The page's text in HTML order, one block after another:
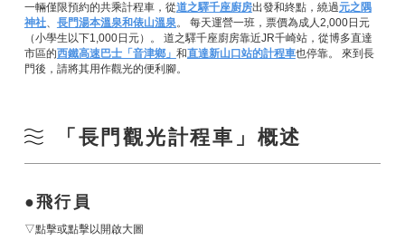
一輛僅限預約的共乘計程車，從道之驛千座廚房出發和終點，繞過元之隅
神社、 長門湯本溫泉和俵山溫泉。 每天運營一班，票價為成人2,000日元
（小學生以下1,000日元）。 道之驛千座廚房靠近JR千崎站，從博多直達
市區的西鐵高速巴士「音津鄉」 和直達新山口站的計程車也停靠。 來到長
門後，請將其用作觀光的便利腳。
「長門觀光計程車」概述
飛行員
▽點擊或點擊以開啟大圖